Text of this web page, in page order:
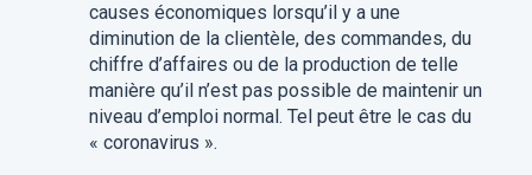
causes économiques lorsqu’il y a une
diminution de la clientèle, des commandes, du
chiffre d’affaires ou de la production de telle
manière qu’il n’est pas possible de maintenir un
niveau d’emploi normal. Tel peut être le cas du
« coronavirus ».